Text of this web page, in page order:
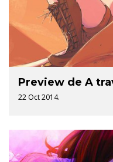
Preview de A
22 Oct 2014.